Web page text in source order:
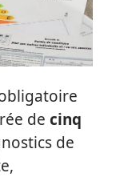
de cinq
de